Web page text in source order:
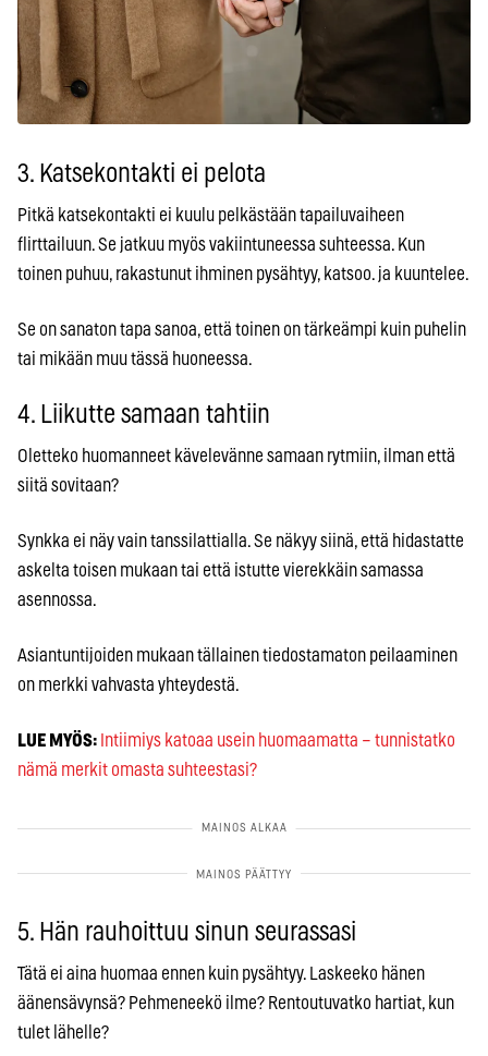
3. Katsekontakti ei pelota
Pitkä katsekontakti ei kuulu pelkästään tapailuvaiheen
flirttailuun. Se jatkuu myös vakiintuneessa suhteessa. Kun
toinen puhuu, rakastunut ihminen pysähtyy, katsoo. ja kuuntelee.
Se on sanaton tapa sanoa, että toinen on tärkeämpi kuin puhelin
tai mikään muu tässä huoneessa.
4. Liikutte samaan tahtiin
Oletteko huomanneet kävelevänne samaan rytmiin, ilman että
siitä sovitaan?
Synkka ei näy vain tanssilattialla. Se näkyy siinä, että hidastatte
askelta toisen mukaan tai että istutte vierekkäin samassa
asennossa.
Asiantuntijoiden mukaan tällainen tiedostamaton peilaaminen
on merkki vahvasta yhteydestä.
LUE MYÖS: Intiimiys katoaa usein huomaamatta – tunnistatko
nämä merkit omasta suhteestasi?
5. Hän rauhoittuu sinun seurassasi
Tätä ei aina huomaa ennen kuin pysähtyy. Laskeeko hänen
äänensävynsä? Pehmeneekö ilme? Rentoutuvatko hartiat, kun
tulet lähelle?